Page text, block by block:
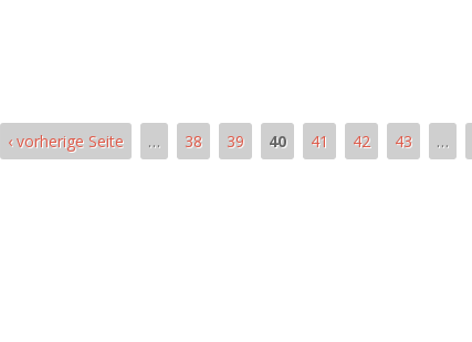
‹ vorherige Seite … 38 39 40 41 42 43 …